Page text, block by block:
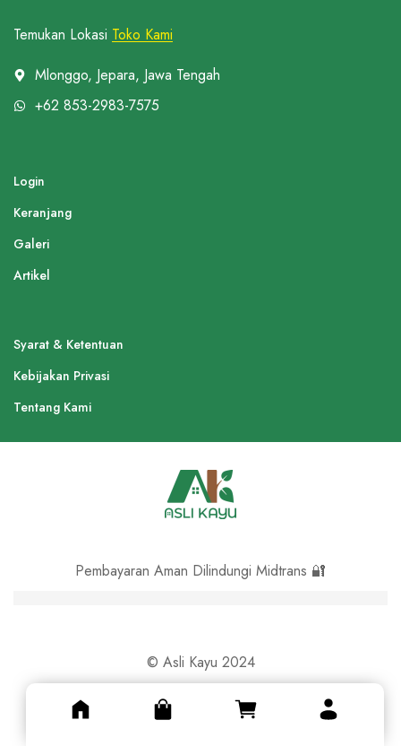
Temukan Lokasi Toko Kami
Mlonggo, Jepara, Jawa Tengah
+62 853-2983-7575
Login
Keranjang
Galeri
Artikel
Syarat & Ketentuan
Kebijakan Privasi
Tentang Kami
© Asli Kayu 2024
Pembayaran Aman Dilindungi Midtrans 🔐